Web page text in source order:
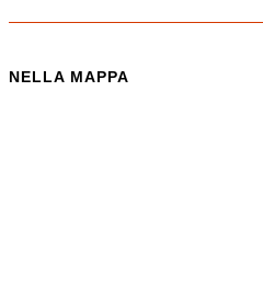
NELLA MAPPA